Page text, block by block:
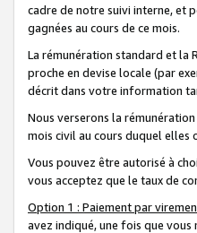
cadre de notre suivi interne, et
gagnées au cours de ce mois.
La rémunération standard et la
proche en devise locale (par
décrit dans votre information
Nous verserons la
mois civil au cours duquel elles
Vous pouvez être autorisé à
vous acceptez que le taux de
Option 1 : Paiement par
avez indiqué, une fois que